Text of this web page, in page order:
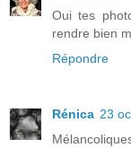
Oui tes
rendre bien
Répondre
Rénica 23